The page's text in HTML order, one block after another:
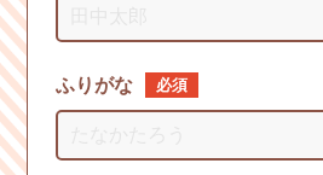
ふりがな 必須